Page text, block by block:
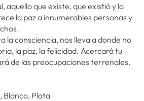
aquello que existe, que existió y lo
la paz a innumerables personas y
la consciencia, nos lleva a donde no
la paz, la felicidad. Acercará tu
de las preocupaciones terrenales.
Blanco, Plata